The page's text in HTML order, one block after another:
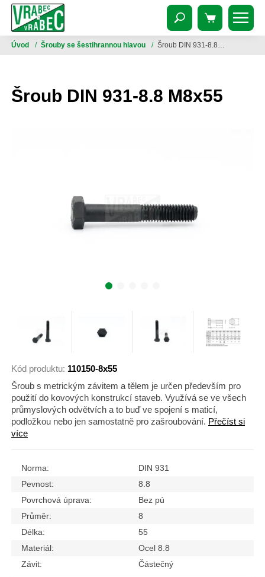
Úvod / Šrouby se šestihrannou hlavou / Šroub DIN 931-8.8 M8x55
Šroub DIN 931-8.8 M8x55
Kód produktu: 110150-8x55
Šroub s metrickým závitem a tělem je určen především pro
použití do kovových konstrukcí staveb. Využívá se ve všech
průmyslových odvětvích a to buď ve spojení s maticí,
podložkou nebo jen samostatně pro zašroubování. Přečíst si
více
Norma:
DIN 931
Pevnost:
8.8
Povrchová úprava:
Bez pú
Průměr:
8
Délka:
55
Materiál:
Ocel 8.8
Závit:
Částečný